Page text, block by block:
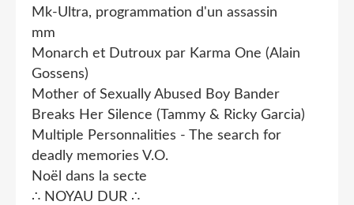
Mk-Ultra, programmation d'un assassin
mm
Monarch et Dutroux par Karma One (Alain
Gossens)
Mother of Sexually Abused Boy Bander
Breaks Her Silence (Tammy & Ricky Garcia)
Multiple Personnalities - The search for
deadly memories V.O.
Noël dans la secte
∴ NOYAU DUR ∴